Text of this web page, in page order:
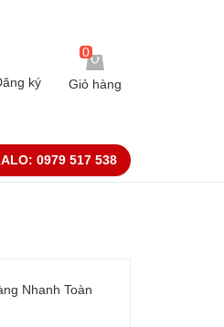
0
Giỏ hàng
ký
0979 517 538
Nhanh Toàn